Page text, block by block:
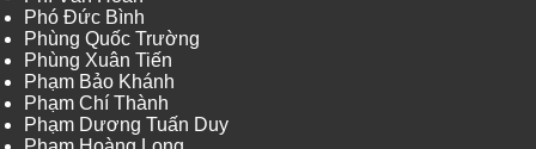
Phó Đức Bình
Phùng Quốc Trường
Phùng Xuân Tiến
Phạm Bảo Khánh
Phạm Chí Thành
Phạm Dương Tuấn Duy